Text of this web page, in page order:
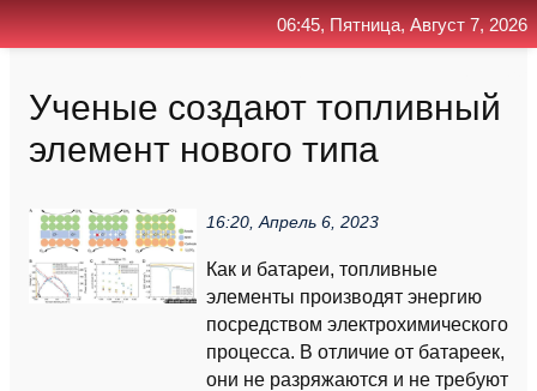
Ученые создают топливный
элемент нового типа
16:20, Апрель 6, 2023
Как и батареи, топливные
элементы производят энергию
посредством электрохимического
процесса. В отличие от батареек,
они не разряжаются и не требуют
06:45, Пятница, Август 7, 2026